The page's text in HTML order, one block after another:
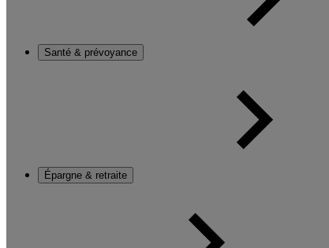
Santé & prévoyance
Épargne & retraite